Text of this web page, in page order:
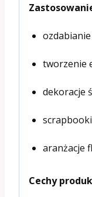
tworzenie
dekoracje
aranżacje
Cechy